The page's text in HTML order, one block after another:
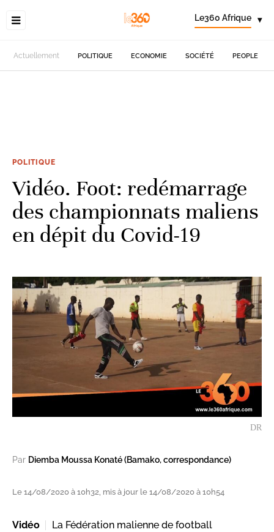
Le360 Afrique ▾
Actuellement POLITIQUE ECONOMIE SOCIÉTÉ PEOPLE
POLITIQUE
Vidéo. Foot: redémarrage
des championnats maliens
en dépit du Covid-19
DR
Par Diemba Moussa Konaté (Bamako, correspondance)
Le 14/08/2020 à 10h32, mis à jour le 14/08/2020 à 10h54
Vidéo
La Fédération malienne de football